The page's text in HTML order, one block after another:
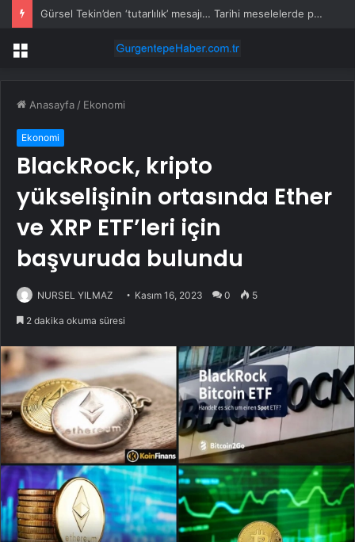
Gürsel Tekin’den ‘tutarlılık’ mesajı… Tarihi meselelerde pusula net olmalı
Menü
Anasayfa / Ekonomi
Ekonomi
BlackRock, kripto
yükselişinin ortasında Ether
ve XRP ETF’leri için
başvuruda bulundu
NURSEL YILMAZ Kasım 16, 2023 0 5
2 dakika okuma süresi